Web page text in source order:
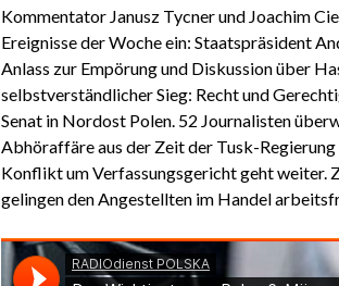
Kommentator Janusz Tycner und Joachim
Ereignisse der Woche ein: Staatspräsident
Anlass zur Empörung und Diskussion über
selbstverständlicher Sieg: Recht und
Senat in Nordost Polen. 52 Journalisten
Abhöraffäre aus der Zeit der Tusk-
Konflikt um Verfassungsgericht geht weiter.
gelingen den Angestellten im Handel